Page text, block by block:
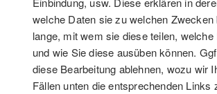
welche Daten sie zu welchen Zwecken
lange, mit wem sie diese teilen,
und wie Sie diese ausüben können.
diese Bearbeitung ablehnen, wozu wir
Fällen unten die entsprechenden Links